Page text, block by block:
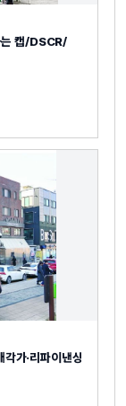
는 캡/DSCR/
가·리파이낸싱